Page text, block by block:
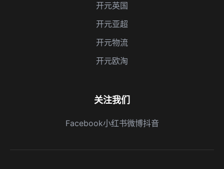
开元英国
开元亚超
开元物流
开元欧淘
关注我们
Facebook小红书微博抖音